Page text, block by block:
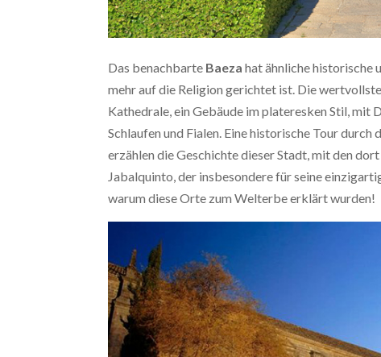
Das benachbarte Baeza hat ähnliche historische
mehr auf die Religion gerichtet ist. Die
Kathedrale, ein Gebäude im plateresken Stil,
Schlaufen und Fialen. Eine historische Tour
erzählen die Geschichte dieser Stadt, mit den
Jabalquinto, der insbesondere für seine
warum diese Orte zum Welterbe erklärt wurden!